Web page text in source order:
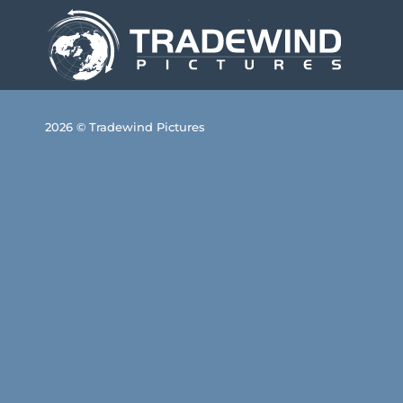
2026 © Tradewind Pictures